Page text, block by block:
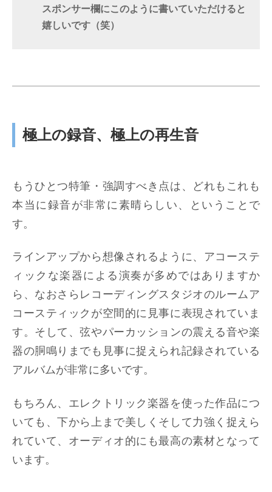
スポンサー欄にこのように書いていただけると
嬉しいです（笑）
極上の録音、極上の再生音
もうひとつ特筆・強調すべき点は、どれもこれも
本当に録音が非常に素晴らしい、ということで
す。
ラインアップから想像されるように、アコーステ
ィックな楽器による演奏が多めではありますか
ら、なおさらレコーディングスタジオのルームア
コースティックが空間的に見事に表現されていま
す。そして、弦やパーカッションの震える音や楽
器の胴鳴りまでも見事に捉えられ記録されている
アルバムが非常に多いです。
もちろん、エレクトリック楽器を使った作品につ
いても、下から上まで美しくそして力強く捉えら
れていて、オーディオ的にも最高の素材となって
います。